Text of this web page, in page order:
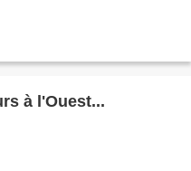
à l'Ouest...